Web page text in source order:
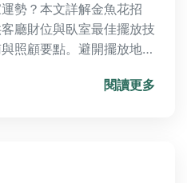
勢？本文詳解金魚花招
廳財位與臥室最佳擺放技
照顧要點。避開擺放地
閱讀更多